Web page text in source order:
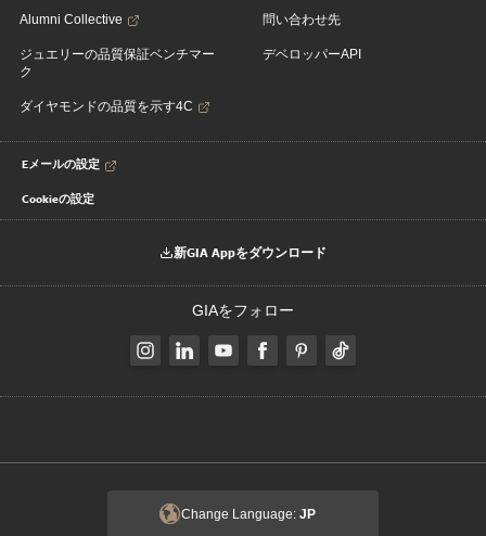
Alumni Collective
ジュエリーの品質保証ベンチマー
ク
ダイヤモンドの品質を示す4C
問い合わせ先
デベロッパーAPI
Eメールの設定
Cookieの設定
新GIA Appをダウンロード
GIAをフォロー
Change Language: JP